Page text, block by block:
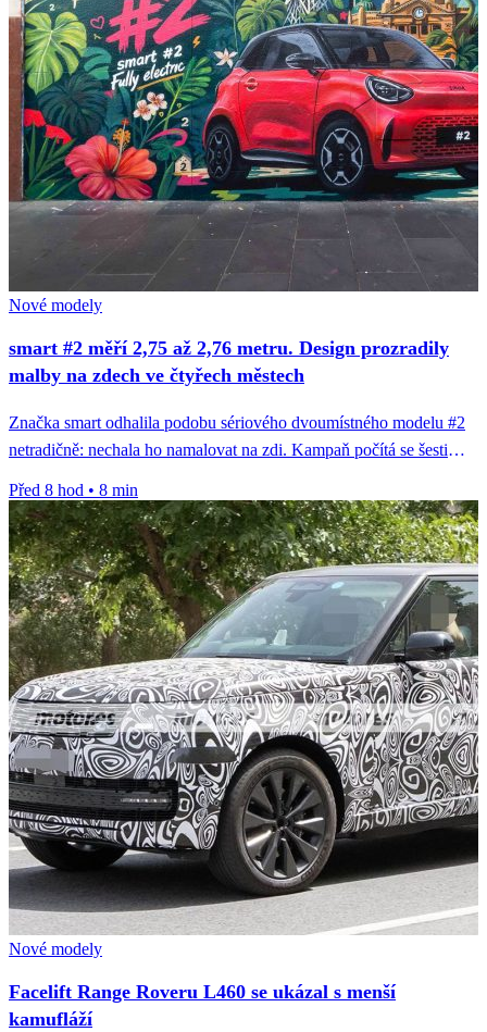
Nové modely
smart #2 měří 2,75 až 2,76 metru. Design prozradily
malby na zdech ve čtyřech městech
Značka smart odhalila podobu sériového dvoumístného modelu #2
netradičně: nechala ho namalovat na zdi. Kampaň počítá se šesti
Před 8 hod • 8 min
Nové modely
Facelift Range Roveru L460 se ukázal s menší
kamufláží